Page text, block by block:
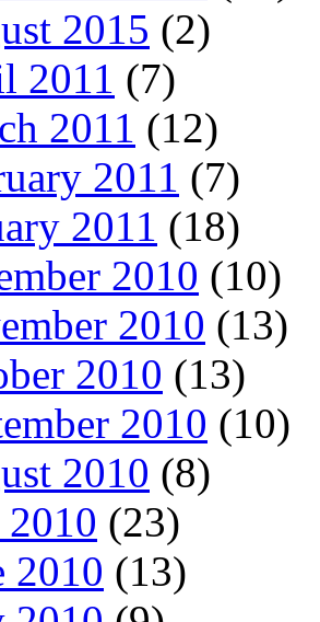
2015 (2)
2011 (7)
2011 (12)
2011 (7)
2011 (18)
2010 (10)
2010 (13)
2010 (13)
2010 (10)
2010 (8)
(23)
2010 (13)